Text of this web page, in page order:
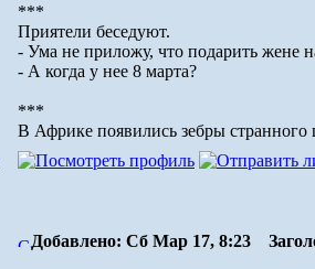
***
Приятели беседуют.
- Ума не приложу, что подарить жене
- А когда у нее 8 марта?
***
В Африке появились зебры
Добавлено: Сб Мар 17, 8:23